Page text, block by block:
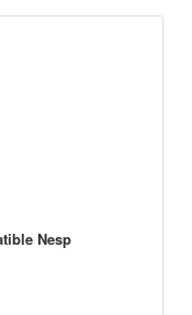
Nesp